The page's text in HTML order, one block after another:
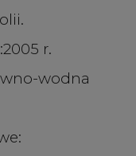
r.
wodna